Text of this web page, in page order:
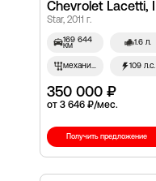
Chevrolet Lacetti, I
Star, 2011 г.
169 644
км 1.6 л.
механич. 109 л.с.
350 000 ₽
от 3 646 ₽/мес.
Получить предложение